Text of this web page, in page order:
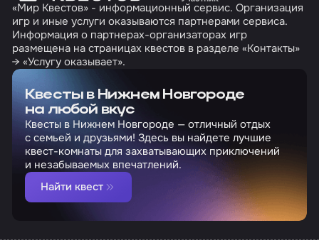
«Мир Квестов» - информационный сервис. Организация
игр и иные услуги оказываются партнерами сервиса.
Информация о партнерах-организаторах игр
размещена на страницах квестов в разделе «Контакты»
→ «Услугу оказывает».
Квесты в Нижнем Новгороде
на любой вкус
Квесты в Нижнем Новгороде — отличный отдых
с семьей и друзьями! Здесь вы найдете лучшие
квест-комнаты для захватывающих приключений
и незабываемых впечатлений.
Найти квест